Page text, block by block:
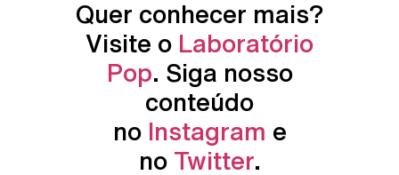
Quer conhecer mais?
Visite o Laboratório
Pop. Siga nosso
conteúdo
no Instagram e
no Twitter.